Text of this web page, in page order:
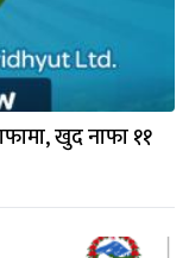
खुद नाफा ११